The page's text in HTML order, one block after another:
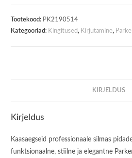
Monochrome
Burgundy
Tootekood: PK2190514
Kategooriad: Kingitused, Kirjutamine,
KIRJELDUS
Kirjeldus
Kaasaegseid professionaale silmas
funktsionaalne, stiilne ja elegantne